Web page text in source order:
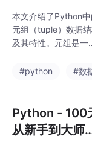
以经典的"hello, worl
d"程序为例，展示了
thon的基本语法特点
字符串表示
结构之元组
本文介绍了Python中
元组（tuple）数据
及其特性。元组是一
列表的主要区别在于
算、打包解包操作，
及元组与列表的转换方
法。通过实例代码展
#python #数
Python - 100
从新手到大师